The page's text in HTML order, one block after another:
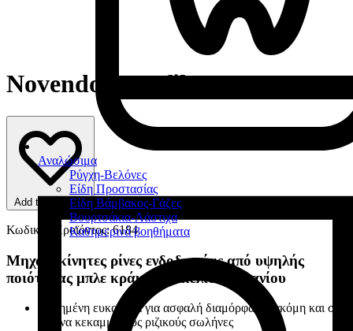
Αναλώσιμα
Ρύγχη-Βελόνες
Είδη Προστασίας
Είδη Βάμβακος-Γάζες
Βουρτσάκια-Λάστιχα
Καθημερινά βοηθήματα
Novendo Novofile
Add to favorites
Κωδικός Προϊόντος: 6184
Μηχανοκίνητες ρίνες ενδοδοντίας από υψηλής
ποιότητας μπλε κράμμα Νικελίου-Τιτανίου
Αυξημένη ευκαμψία για ασφαλή διαμόρφωση ακόμη και σε
έντονα κεκαμμένους ριζικούς σωλήνες